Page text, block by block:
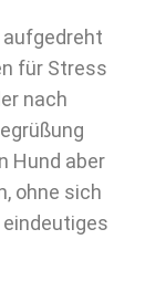
für Stress
nach
Hund aber
ohne sich
eindeutiges